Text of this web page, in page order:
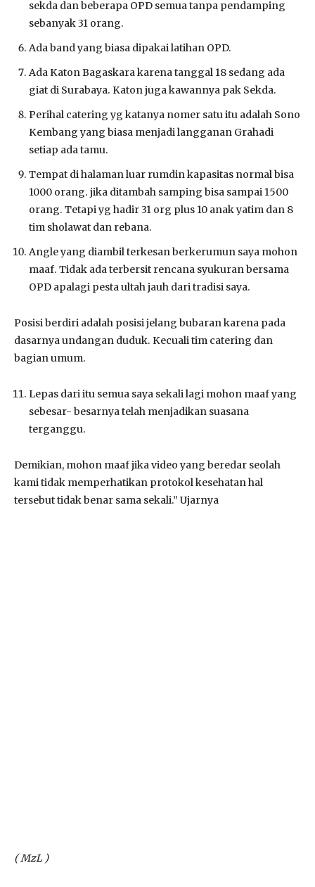
sekda dan beberapa OPD semua tanpa pendamping
sebanyak 31 orang.
Ada band yang biasa dipakai latihan OPD.
Ada Katon Bagaskara karena tanggal 18 sedang ada
giat di Surabaya. Katon juga kawannya pak Sekda.
Perihal catering yg katanya nomer satu itu adalah Sono
Kembang yang biasa menjadi langganan Grahadi
setiap ada tamu.
Tempat di halaman luar rumdin kapasitas normal bisa
1000 orang. jika ditambah samping bisa sampai 1500
orang. Tetapi yg hadir 31 org plus 10 anak yatim dan 8
tim sholawat dan rebana.
Angle yang diambil terkesan berkerumun saya mohon
maaf. Tidak ada terbersit rencana syukuran bersama
OPD apalagi pesta ultah jauh dari tradisi saya.
Posisi berdiri adalah posisi jelang bubaran karena pada
dasarnya undangan duduk. Kecuali tim catering dan
bagian umum.
Lepas dari itu semua saya sekali lagi mohon maaf yang
sebesar- besarnya telah menjadikan suasana
terganggu.
Demikian, mohon maaf jika video yang beredar seolah
kami tidak memperhatikan protokol kesehatan hal
tersebut tidak benar sama sekali.” Ujarnya
( MzL )